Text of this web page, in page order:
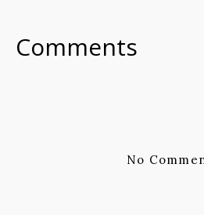
Comments
No